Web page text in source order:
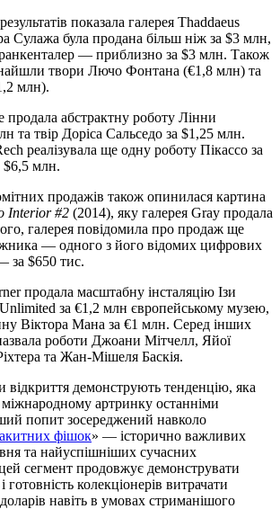
показала галерея Thaddaeus
Сулажа була продана більш ніж за $3 млн,
— приблизно за $3 млн. Також
твори Лючо Фонтана (€1,8 млн) та
млн).
продала абстрактну роботу Лінни
та твір Доріса Сальседо за $1,25 млн.
реалізувала ще одну роботу Пікассо за
$6,5 млн.
продажів також опинилася картина
Interior #2 (2014), яку галерея Gray продала
галерея повідомила про продаж ще
— одного з його відомих цифрових
за $650 тис.
продала масштабну інсталяцію Ізи
за €1,2 млн європейському музею,
Віктора Мана за €1 млн. Серед інших
роботи Джоани Мітчелл, Яйої
та Жан-Мішеля Баскія.
відкриття демонструють тенденцію, яка
міжнародному артринку останніми
попит зосереджений навколо
фішок» — історично важливих
та найуспішніших сучасних
сегмент продовжує демонструвати
готовність колекціонерів витрачати
навіть в умовах стриманішого